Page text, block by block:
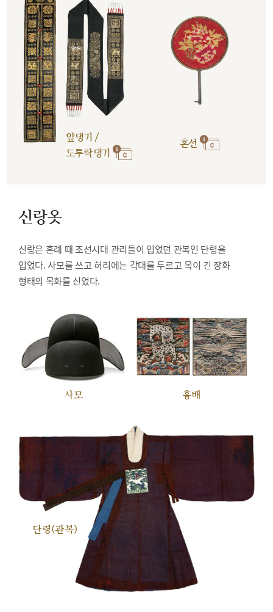
앞댕기 /
도투락댕기
혼선
신랑옷
신랑은 혼례 때 조선시대 관리들이 입었던 관복인 단령을
입었다. 사모를 쓰고 허리에는 각대를 두르고 목이 긴 장화
형태의 목화를 신었다.
사모 흉배
단령(관복)